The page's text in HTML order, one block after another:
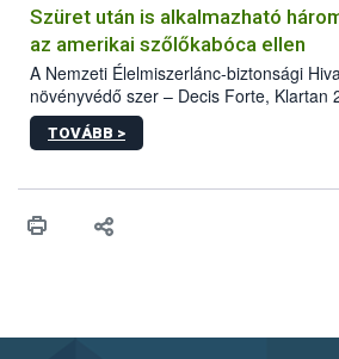
hatósággal is összehangolják a terjedés
Szüret után is alkalmazható
az amerikai szőlőkabóca ellen
A Nemzeti Élelmiszerlánc-biztonsági
növényvédő szer – Decis Forte, Klartan
engedélyokiratát módosította, így azok a
egészen a vesszőérettség (BBCH 91)
érésű szőlőkben is legyen lehetőség a
felhasználók számára is elérhető és
TOVÁBB >